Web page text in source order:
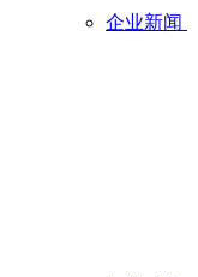
企业新闻